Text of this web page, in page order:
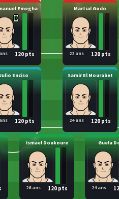
Ismael Doukoure
120 pts
26 ans
Guela
24 ans
Enciso
120 pts
Samir El Mourabet
120 pts
24 ans
Emegha
120 pts
Martial Godo
120 pts
22 ans